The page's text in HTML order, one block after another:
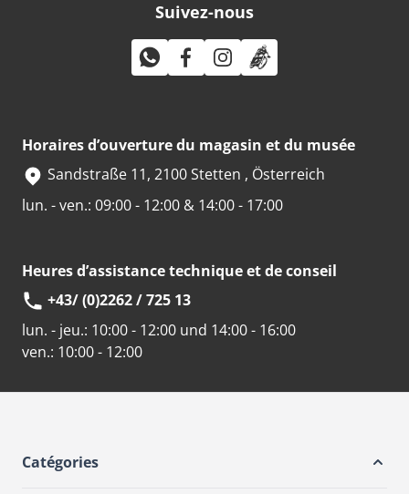
Suivez-nous
Horaires d’ouverture du magasin et du musée
Sandstraße 11, 2100 Stetten , Österreich
lun. - ven.: 09:00 - 12:00 & 14:00 - 17:00
Heures d’assistance technique et de conseil
+43/ (0)2262 / 725 13
lun. - jeu.: 10:00 - 12:00 und 14:00 - 16:00
ven.: 10:00 - 12:00
Catégories